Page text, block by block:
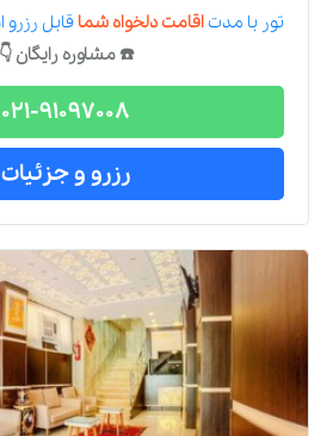
تور با مدتاقامت دلخواه شما قابل
☎️ مشاوره رایگان 👇
021-91097008
رزرو و جزئیات